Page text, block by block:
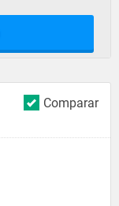
Comparar